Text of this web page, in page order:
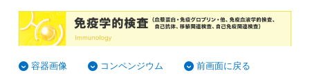
容器画像 コンペンジウム 前画面に戻る